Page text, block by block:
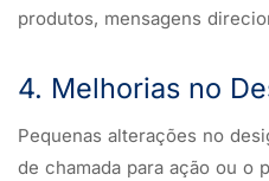
produtos, mensagens
4. Melhorias no
Pequenas alterações no
de chamada para ação ou o